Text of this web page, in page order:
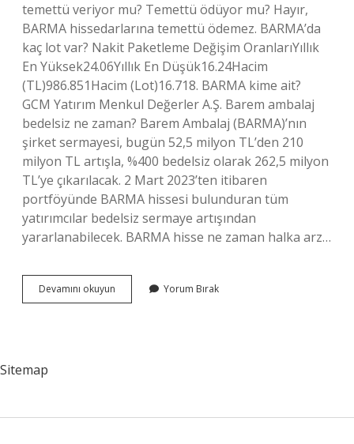
temettü veriyor mu? Temettü ödüyor mu? Hayır,
BARMA hissedarlarına temettü ödemez. BARMA’da
kaç lot var? Nakit Paketleme Değişim OranlarıYıllık
En Yüksek24.06Yıllık En Düşük16.24Hacim
(TL)986.851Hacim (Lot)16.718. BARMA kime ait?
GCM Yatırım Menkul Değerler A.Ş. Barem ambalaj
bedelsiz ne zaman? Barem Ambalaj (BARMA)’nın
şirket sermayesi, bugün 52,5 milyon TL’den 210
milyon TL artışla, %400 bedelsiz olarak 262,5 milyon
TL’ye çıkarılacak. 2 Mart 2023’ten itibaren
portföyünde BARMA hissesi bulunduran tüm
yatırımcılar bedelsiz sermaye artışından
yararlanabilecek. BARMA hisse ne zaman halka arz…
Devamını okuyun
Bölünecek
Yorum Bırak
Sitemap